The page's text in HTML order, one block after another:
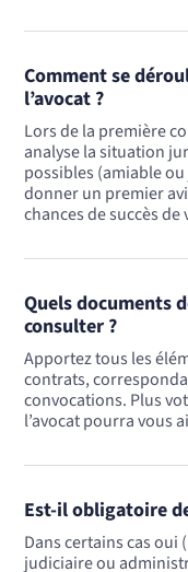
Comment se
l’avocat ?
Lors de la première
analyse la situation
possibles (amiable
donner un premier
chances de succès
Quels documents
consulter ?
Apportez tous les
contrats,
convocations. Plus
l’avocat pourra vous
Est-il obligatoire
Dans certains cas
judiciaire ou